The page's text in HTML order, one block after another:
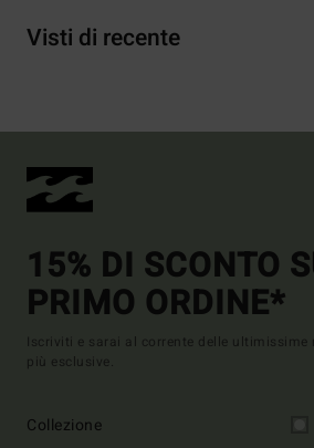
Visti di recente
15% DI SCONTO
PRIMO ORDINE*
Iscriviti e sarai al corrente delle ultimissime
più esclusive.
Collezione